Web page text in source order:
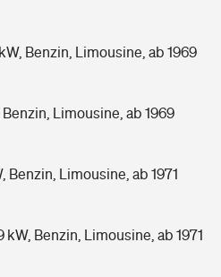
Benzin, Limousine, ab 1969
Limousine, ab 1969
Benzin, Limousine, ab 1971
Benzin, Limousine, ab 1971